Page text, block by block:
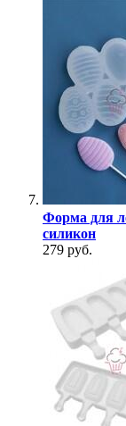
Форма для
силикон
279 руб.